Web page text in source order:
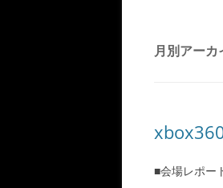
月別アーカ
■会場レポー